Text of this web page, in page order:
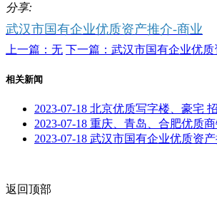
分享:
武汉市国有企业优质资产推介-商业
上一篇：无 下一篇：武汉市国有企业优
相关新闻
2023-07-18 北京优质写字楼、豪宅
2023-07-18 重庆、青岛、合肥优质
2023-07-18 武汉市国有企业优质资
返回顶部